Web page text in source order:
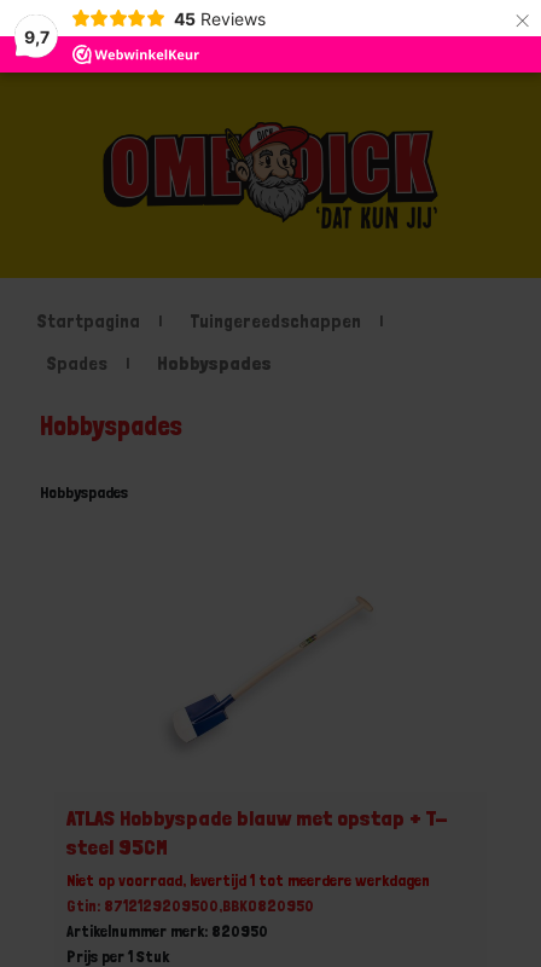
9,7
45 Reviews ×
Startpagina
Tuingereedschappen
Spades
Hobbyspades
Hobbyspades
Hobbyspades
ATLAS Hobbyspade blauw met opstap + T-
steel 95CM
Niet op voorraad, levertijd 1 tot meerdere werkdagen
Gtin: 8712129209500,BBKO820950
Artikelnummer merk: 820950
Prijs per 1 Stuk